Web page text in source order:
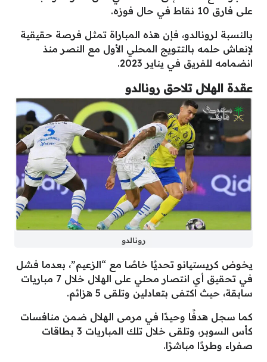
على فارق 10 نقاط في حال فوزه.
بالنسبة لرونالدو، فإن هذه المباراة تمثل فرصة حقيقية
لإنعاش حلمه بالتتويج المحلي الأول مع النصر منذ
انضمامه للفريق في يناير 2023.
عقدة الهلال تلاحق رونالدو
رونالدو
يخوض كريستيانو تحديًا خاصًا مع “الزعيم”، بعدما فشل
في تحقيق أي انتصار محلي على الهلال خلال 7 مباريات
سابقة، حيث اكتفى بتعادلين وتلقى 5 هزائم.
كما سجل هدفًا وحيدًا في مرمى الهلال ضمن منافسات
كأس السوبر، وتلقى خلال تلك المباريات 3 بطاقات
صفراء وطردًا مباشرًا.